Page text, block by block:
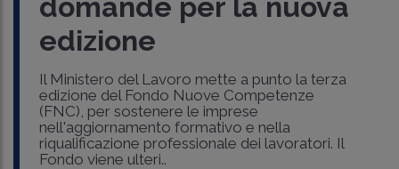
edizione
Il Ministero del Lavoro mette a punto la terza
edizione del Fondo Nuove Competenze
(FNC), per sostenere le imprese
nell'aggiornamento formativo e nella
riqualificazione professionale dei lavoratori. Il
Fondo viene ulteri..